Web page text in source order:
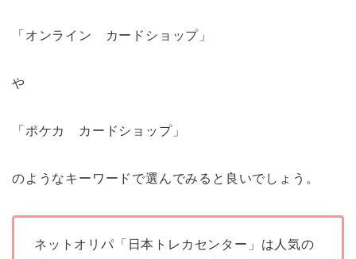
「オンライン カードショップ」
や
「ポケカ カードショップ」
のようなキーワードで選んでみると良いでしょう。
ネットオリパ「日本トレカセンター」は人気の